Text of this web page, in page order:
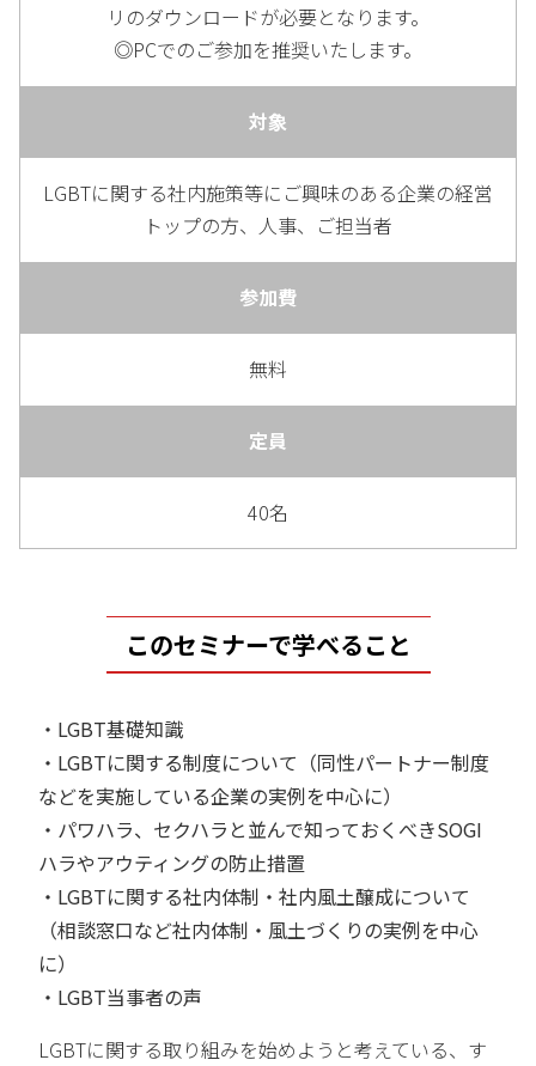
リのダウンロードが必要となります。
◎PCでのご参加を推奨いたします。
対象
LGBTに関する社内施策等にご興味のある企業の経営
トップの方、人事、ご担当者
参加費
無料
定員
40名
このセミナーで学べること
・LGBT基礎知識
・LGBTに関する制度について（同性パートナー制度
などを実施している企業の実例を中心に）
・パワハラ、セクハラと並んで知っておくべきSOGI
ハラやアウティングの防止措置
・LGBTに関する社内体制・社内風土醸成について
（相談窓口など社内体制・風土づくりの実例を中心
に）
・LGBT当事者の声
LGBTに関する取り組みを始めようと考えている、す